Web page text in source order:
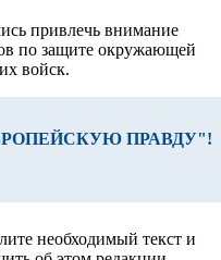
привлечь внимание
по защите окружающей
войск.
ПРАВДУ"!
необходимый текст и